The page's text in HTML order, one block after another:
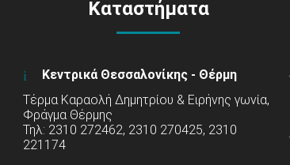
Καταστήματα
Κεντρικά Θεσσαλονίκης - Θέρμη
Τέρμα Καραολή Δημητρίου & Ειρήνης γωνία,
Φράγμα Θέρμης
Τηλ: 2310 272462, 2310 270425, 2310
221174